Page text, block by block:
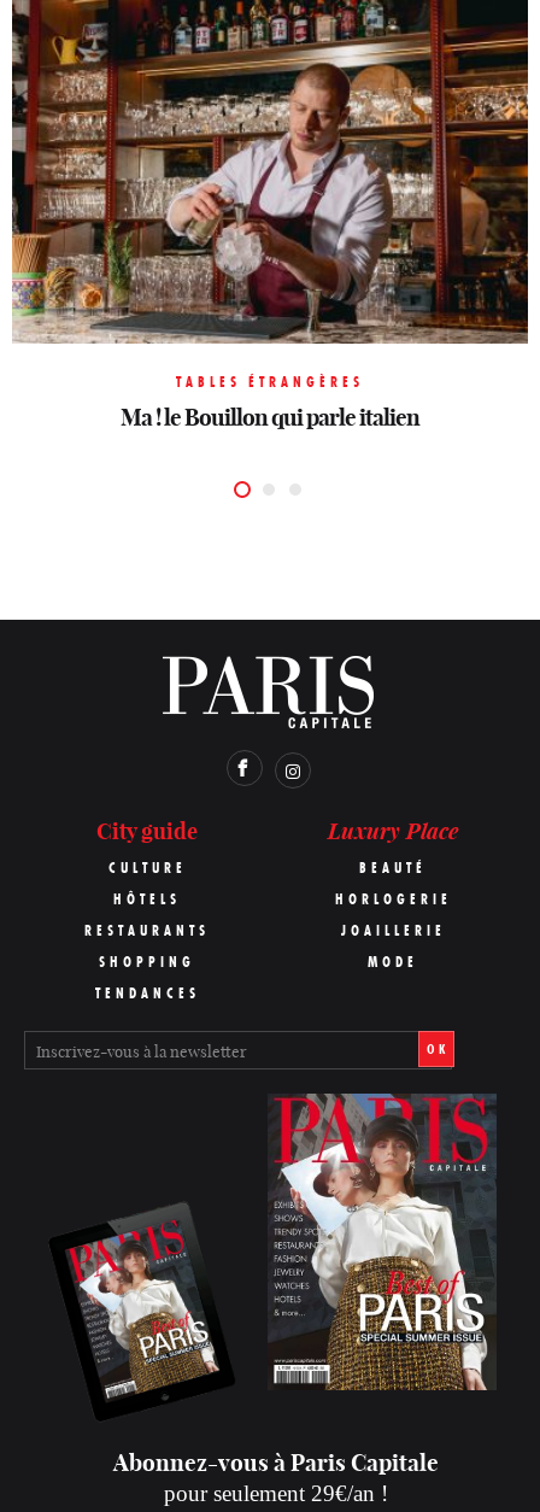
TABLES ÉTRANGÈRES
Ma ! le Bouillon qui parle italien
TABLES ÉTRANGÈRES
Les antilles s’invitent dans le 17e avec Leriche
TABLES ÉTRANGÈRES
Casetta, le secret le mieux gardé de Neuilly
City guide
CULTURE
HÔTELS
RESTAURANTS
SHOPPING
TENDANCES
Luxury Place
BEAUTÉ
HORLOGERIE
JOAILLERIE
MODE
OK
Abonnez-vous à Paris Capitale
pour seulement 29€/an !